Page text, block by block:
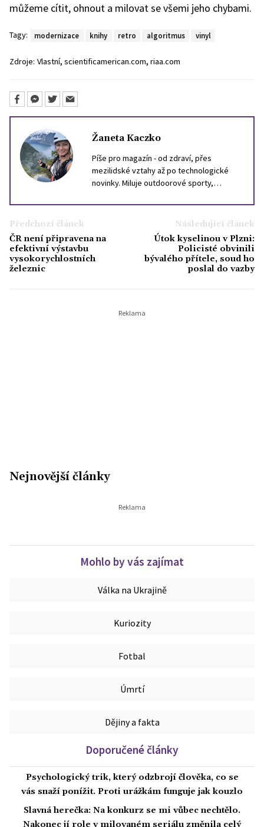
můžeme cítit, ohnout a milovat se všemi jeho chybami.
Tagy: modernizace knihy retro algoritmus vinyl
Zdroje: Vlastní, scientificamerican.com, riaa.com
Žaneta Kaczko
Píše pro magazín - od zdraví, přes
mezilidské vztahy až po technologické
novinky. Miluje outdoorové sporty,
možností.
Předchozí článek
ČR není připravena na
efektivní výstavbu
vysokorychlostních
železnic
Následující článek
Útok kyselinou v Plzni:
Policisté obvinili
bývalého přítele, soud ho
poslal do vazby
Nejnovější články
Mohlo by vás zajímat
Válka na Ukrajině
Kuriozity
Fotbal
Úmrtí
Dějiny a fakta
Doporučené články
Psychologický trik, který odzbrojí člověka, co se
vás snaží ponížit. Proti urážkám funguje jak kouzlo
Slavná herečka: Na konkurz se mi vůbec nechtělo.
Nakonec jí role v milovaném seriálu změnila celý